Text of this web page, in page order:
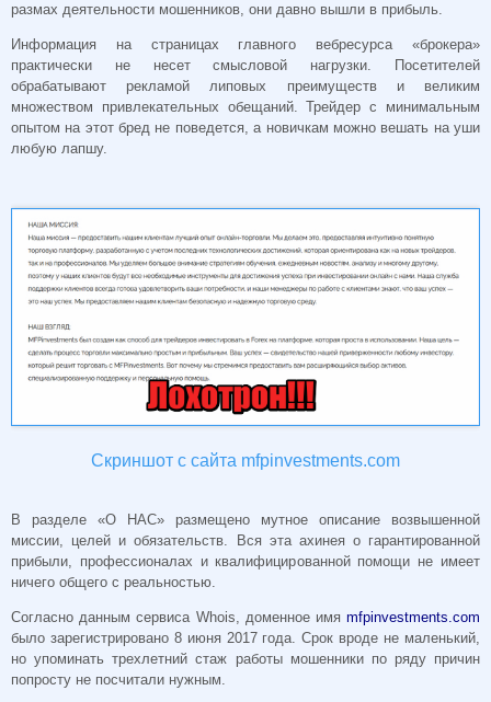
размах деятельности мошенников, они давно вышли в прибыль.
Информация на страницах главного вебресурса «брокера»
практически не несет смысловой нагрузки. Посетителей
обрабатывают рекламой липовых преимуществ и великим
множеством привлекательных обещаний. Трейдер с минимальным
опытом на этот бред не поведется, а новичкам можно вешать на уши
любую лапшу.
Скриншот с сайта mfpinvestments.com
В разделе «О НАС» размещено мутное описание возвышенной
миссии, целей и обязательств. Вся эта ахинея о гарантированной
прибыли, профессионалах и квалифицированной помощи не имеет
ничего общего с реальностью.
Согласно данным сервиса Whois, доменное имя mfpinvestments.com
было зарегистрировано 8 июня 2017 года. Срок вроде не маленький,
но упоминать трехлетний стаж работы мошенники по ряду причин
попросту не посчитали нужным.